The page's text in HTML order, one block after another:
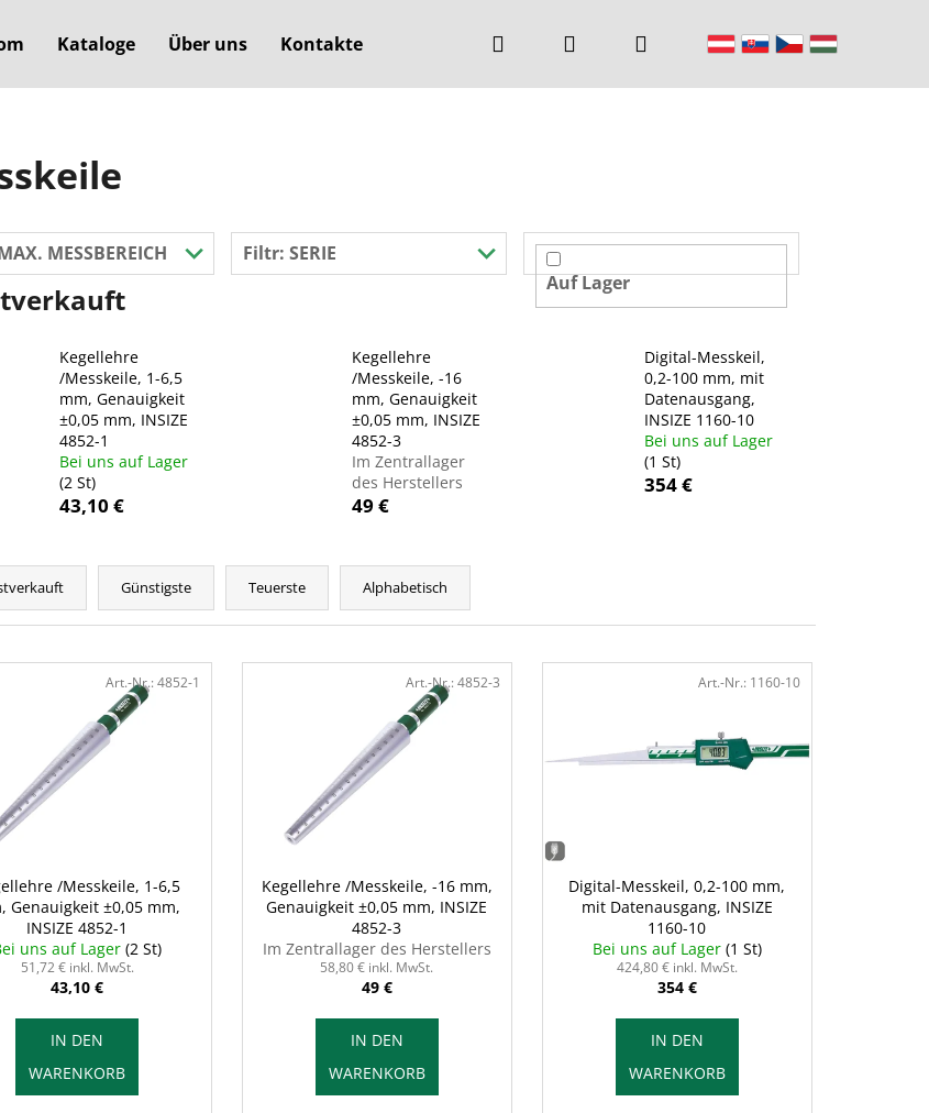
Kataloge Über uns Kontakte Suchen Warenkorb
MESSBEREICH Filtr: SERIE
Auf Lager
Kegellehre
/Messkeile, 1-6,5
mm, Genauigkeit
±0,05 mm, INSIZE
4852-1
Bei uns auf Lager
(2 St)
43,10 €
Kegellehre
/Messkeile, -16
mm, Genauigkeit
±0,05 mm, INSIZE
4852-3
Im Zentrallager
des Herstellers
49 €
Digital-Messkeil,
0,2-100 mm, mit
Datenausgang,
INSIZE 1160-10
Bei uns auf Lager
(1 St)
354 €
Günstigste Teuerste Alphabetisch
/Messkeile, 1-6,5
Genauigkeit ±0,05 mm,
INSIZE 4852-1
uns auf Lager(2 St)
51,72 € inkl. MwSt.
43,10 €
IN DEN
WARENKORB
Art.-Nr.:4852-1
Kegellehre /Messkeile, -16 mm,
Genauigkeit ±0,05 mm, INSIZE
4852-3
Im Zentrallager des Herstellers
58,80 € inkl. MwSt.
49 €
IN DEN
WARENKORB
Art.-Nr.: 4852-3
Digital-Messkeil, 0,2-100 mm,
mit Datenausgang, INSIZE
1160-10
Bei uns auf Lager (1 St)
424,80 € inkl. MwSt.
354 €
IN DEN
WARENKORB
Art.-Nr.: 1160-10
Wir empfehlen